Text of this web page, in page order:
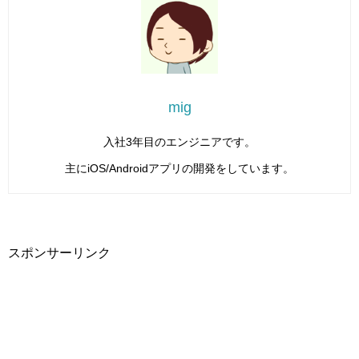
mig
入社3年目のエンジニアです。
主にiOS/Androidアプリの開発をしています。
スポンサーリンク